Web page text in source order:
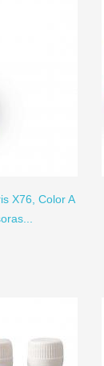
X76, Color A